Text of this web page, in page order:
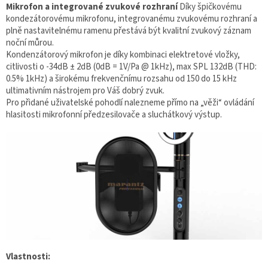
Mikrofon a integrované zvukové rozhraníDíky špičkovému
kondezátorovému mikrofonu, integrovanému zvukovému rozhraní a
plně nastavitelnému ramenu přestává být kvalitní zvukový záznam
noční můrou.
Kondenzátorový mikrofon je díky kombinaci elektretové vložky,
citlivosti o -34dB ± 2dB (0dB = 1V/Pa @ 1kHz), max SPL 132dB (THD:
0.5% 1kHz) a širokému frekvenčnímu rozsahu od 150 do 15 kHz
ultimativním nástrojem pro Váš dobrý zvuk.
Pro přidané uživatelské pohodlí nalezneme přímo na „věži“ ovládání
hlasitosti mikrofonní předzesilovače a sluchátkový výstup.
Vlastnosti: